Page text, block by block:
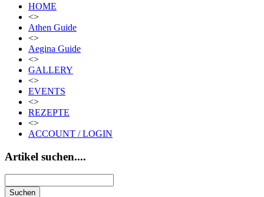
HOME
<>
Athen Guide
<>
Aegina Guide
<>
GALLERY
<>
EVENTS
<>
REZEPTE
<>
ACCOUNT / LOGIN
Artikel suchen....